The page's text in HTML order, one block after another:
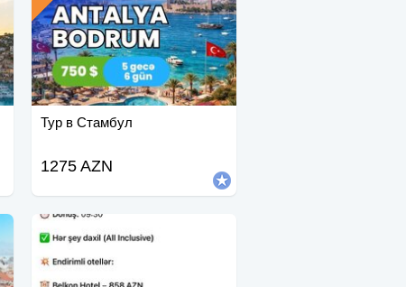
Тур в Стамбул
1275 AZN